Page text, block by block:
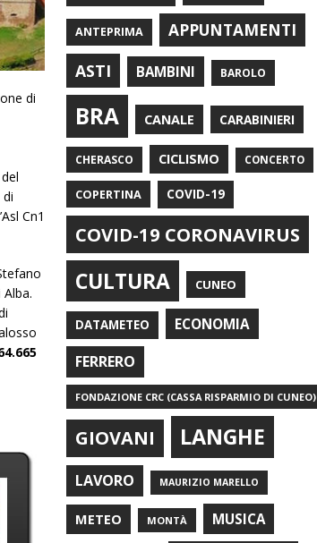
di
Cn1
ANTEPRIMA
APPUNTAMENTI
ASTI
BAMBINI BAROLO
BRA CANALE CARABINIERI
CHERASCO CICLISMO CONCERTO
COPERTINA COVID-19
COVID-19 CORONAVIRUS
CULTURA CUNEO
DATAMETEO ECONOMIA
FERRERO
FONDAZIONE CRC (CASSA RISPARMIO DI CUNEO)
GIOVANI LANGHE
LAVORO MAURIZIO MARELLO
METEO MONTÀ MUSICA